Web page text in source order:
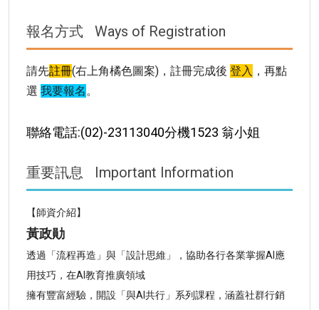
報名方式 Ways of Registration
請先註冊(右上角橘色圖案)，註冊完成後 登入 ，再點
選 我要報名 。
聯絡電話:(02)-23113040分機1523 翁小姐
重要訊息 Important Information
【師資介紹】
黃政勛
透過「流程再造」與「設計思維」，協助各行各業掌握AI應
用技巧，在AI教育推廣領域
擁有豐富經驗，開設「與AI共行」系列課程，涵蓋社群行銷